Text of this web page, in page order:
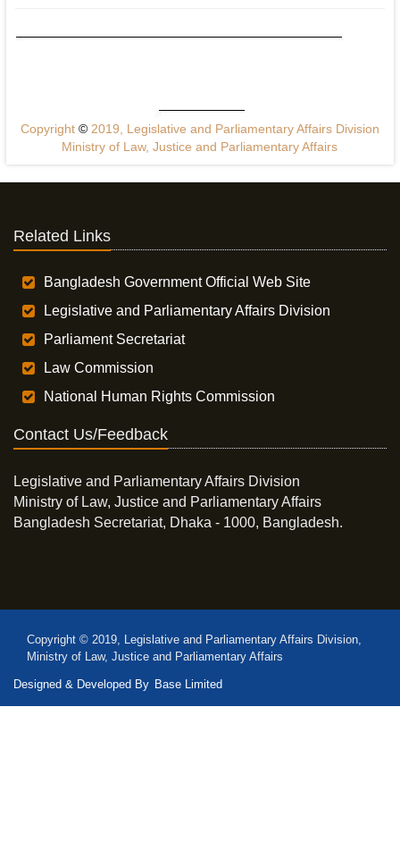
Copyright ©2019, Legislative and Parliamentary Affairs Division
Ministry of Law, Justice and Parliamentary Affairs
Related Links
Bangladesh Government Official Web Site
Legislative and Parliamentary Affairs Division
Parliament Secretariat
Law Commission
National Human Rights Commission
Contact Us/Feedback
Legislative and Parliamentary Affairs Division
Ministry of Law, Justice and Parliamentary Affairs
Bangladesh Secretariat, Dhaka - 1000, Bangladesh.
Copyright © 2019, Legislative and Parliamentary Affairs Division,
Ministry of Law, Justice and Parliamentary Affairs
Designed & Developed By Base Limited